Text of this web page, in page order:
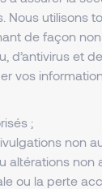
Nous utilisons
de façon
d’antivirus et
vos
;
non
altérations non
ou la perte